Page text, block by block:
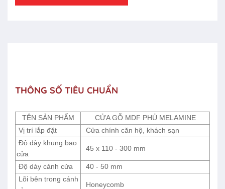
THÔNG SỐ TIÊU CHUẨN
TÊN SẢN PHẨM
CỬA GỖ MDF PHỦ MELAMINE
Vị trí lắp đặt
Cửa chính căn hộ, khách sạn
Độ dày khung bao
cửa
45 x 110 - 300 mm
Độ dày cánh cửa
40 - 50 mm
Lõi bên trong cánh
Honeycomb